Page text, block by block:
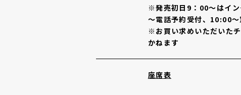
※発売初日9：00～はイ
～電話予約受付、10:00
※お買い求めいただいた
かねます
座席表